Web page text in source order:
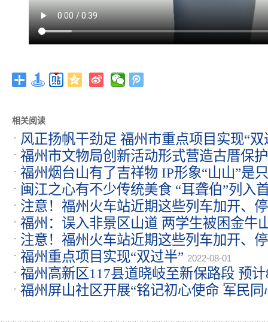
相关阅读
风正扬帆干劲足 福州市重点项目实现“双
福州市文物局创新活动形式营造古厝保
福州烟台山有了吉祥物 IP形象“山山”是
闽江之心有不少传统美食 “耳聋伯”列入
2022-08-01
注意！福州火车站近期这些列车加开、
福州：误入非景区山道 两学生被困金牛
注意！福州火车站近期这些列车加开、
福州重点项目实现“双过半” 2022-08-01
福州高新区117县道晓岐至新保路段 预
福州屏山社区开展“铭记初心使命 军民